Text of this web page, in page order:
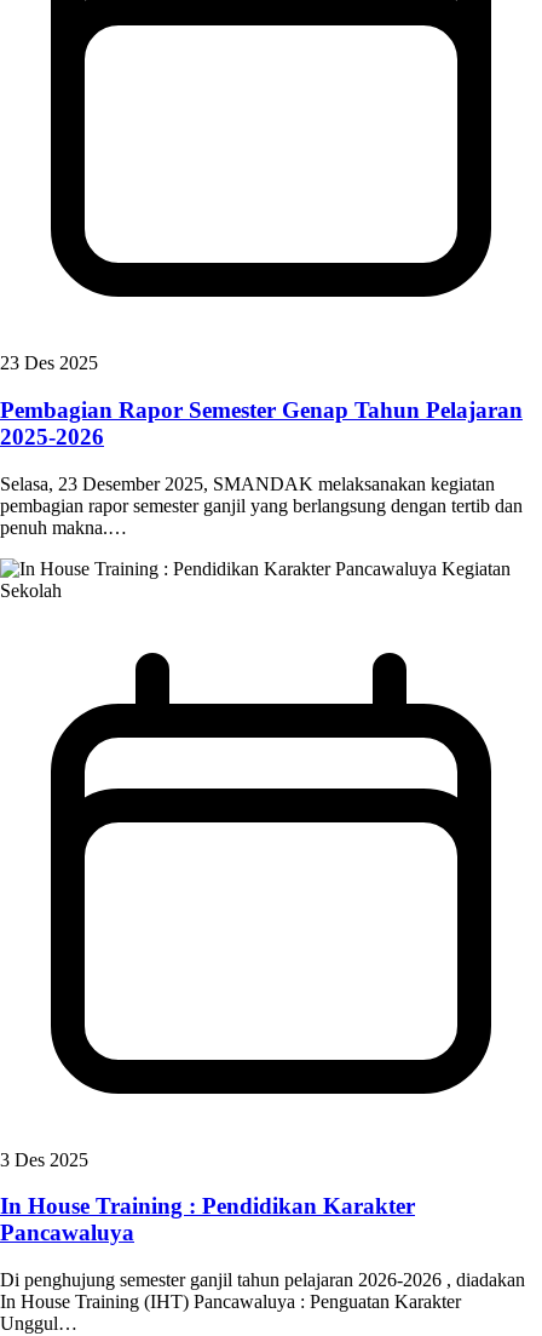
23 Des 2025
Pembagian Rapor Semester Genap Tahun Pelajaran
2025-2026
Selasa, 23 Desember 2025, SMANDAK melaksanakan kegiatan
pembagian rapor semester ganjil yang berlangsung dengan tertib dan
penuh makna.…
Kegiatan
Sekolah
3 Des 2025
In House Training : Pendidikan Karakter
Pancawaluya
Di penghujung semester ganjil tahun pelajaran 2026-2026 , diadakan
In House Training (IHT) Pancawaluya : Penguatan Karakter
Unggul…